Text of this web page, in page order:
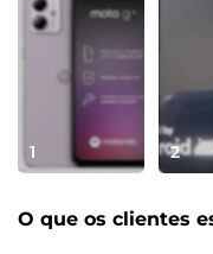
Câmera Traseira
Câmera Principal:
| Abertura f/1,8
Câmera Macro: 2
| Abertura f/2,4
Zoom Digital: 8x
1 2
O que os clientes